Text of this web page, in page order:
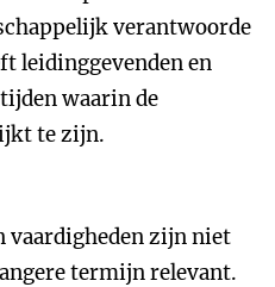
verantwoorde
leidinggevenden en
waarin de
te zijn.
vaardigheden zijn niet
termijn relevant.